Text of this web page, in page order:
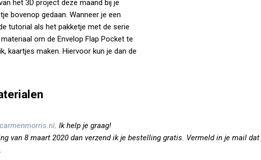
het 3D project deze maand bij je
bovenop gedaan. Wanneer je een
tutorial als het pakketje met de serie
om de Envelop Flap Pocket te
kaartjes maken. Hiervoor kun je dan de
. Ik help je graag!
van 8 maart 2020 dan verzend ik je bestelling gratis. Vermeld in je mail
.